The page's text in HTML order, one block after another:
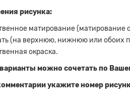
рисунка:
матирование (матирование
(на верхнюю, нижнюю или обоих
окраска.
можно сочетать по
укажите номер